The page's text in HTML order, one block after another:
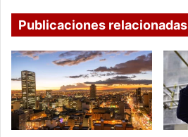
Publicaciones relacionadas